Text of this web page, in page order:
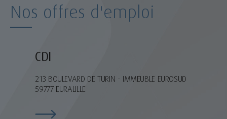
Nos offres d'emploi
CDI
213 BOULEVARD DE TURIN - IMMEUBLE EUROSUD
59777 EURALILLE